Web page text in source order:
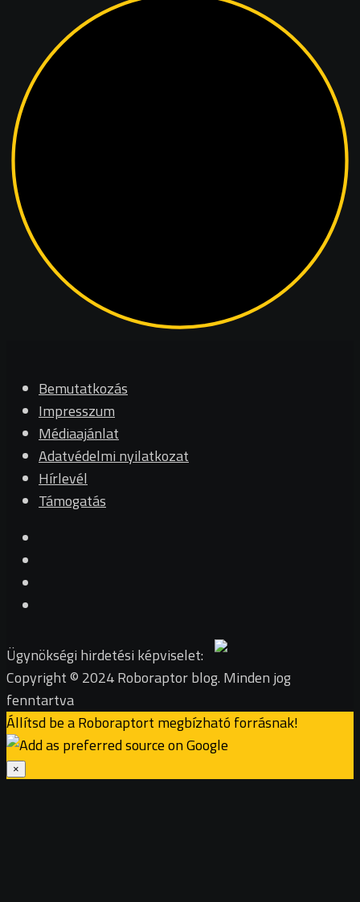
Bemutatkozás
Impresszum
Médiaajánlat
Adatvédelmi nyilatkozat
Hírlevél
Támogatás
Ügynökségi hirdetési képviselet:
Copyright © 2024 Roboraptor blog. Minden jog
fenntartva
Állítsd be a Roboraptort megbízható forrásnak!
×